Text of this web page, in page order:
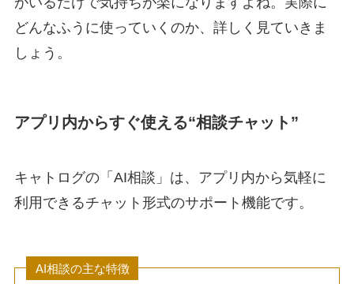
どんなふうに使っていくのか、詳しく見ていきま
しょう。
アプリ内からすぐ使える“相談チャット”
キャトログの「AI相談」は、アプリ内から気軽に
利用できるチャット形式のサポート機能です。
AI相談の主な特徴